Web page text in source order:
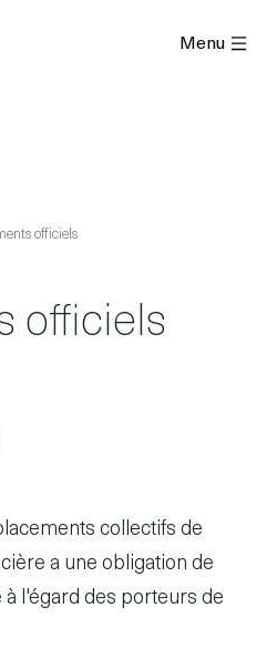
Menu
officiels
officiels
collectifs de
a une obligation de
l'égard des porteurs de